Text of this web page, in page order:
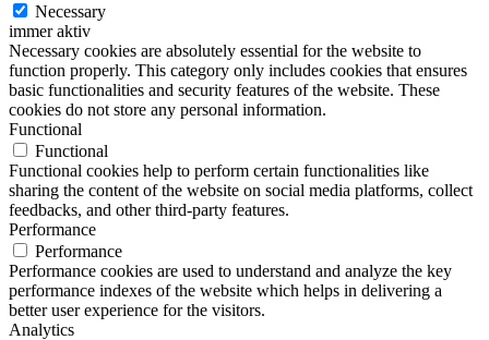
Necessary
immer aktiv
Necessary cookies are absolutely essential for the website to
function properly. This category only includes cookies that ensures
basic functionalities and security features of the website. These
cookies do not store any personal information.
Functional
Functional
Functional cookies help to perform certain functionalities like
sharing the content of the website on social media platforms, collect
feedbacks, and other third-party features.
Performance
Performance
Performance cookies are used to understand and analyze the key
performance indexes of the website which helps in delivering a
better user experience for the visitors.
Analytics